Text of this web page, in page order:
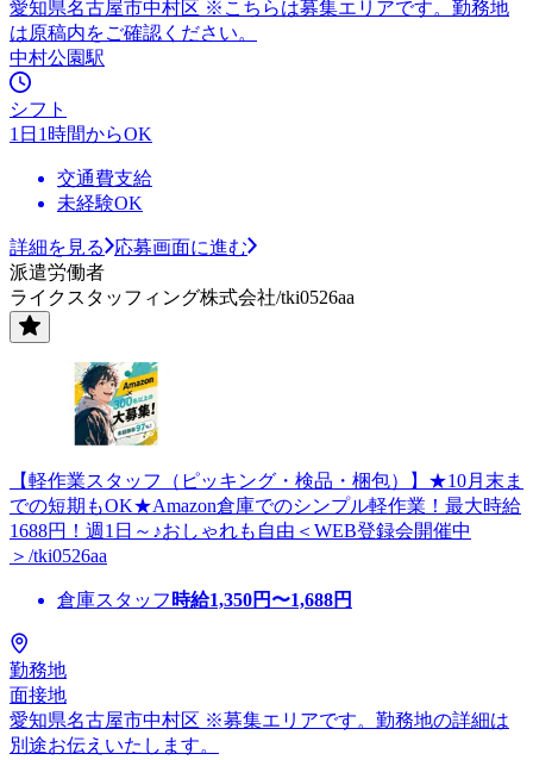
愛知県名古屋市中村区 ※こちらは募集エリアです。勤務地
は原稿内をご確認ください。
中村公園駅
シフト
1日1時間からOK
交通費支給
未経験OK
詳細を見る
応募画面に進む
派遣労働者
ライクスタッフィング株式会社/tki0526aa
【軽作業スタッフ（ピッキング・検品・梱包）】★10月末ま
での短期もOK★Amazon倉庫でのシンプル軽作業！最大時給
1688円！週1日～♪おしゃれも自由＜WEB登録会開催中
＞/tki0526aa
倉庫スタッフ 時給1,350円〜1,688円
勤務地
面接地
愛知県名古屋市中村区 ※募集エリアです。勤務地の詳細は
別途お伝えいたします。